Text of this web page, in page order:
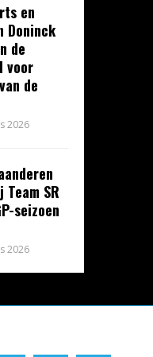
en
Doninck
de
voor
de
2026
SR
seizoen
2026